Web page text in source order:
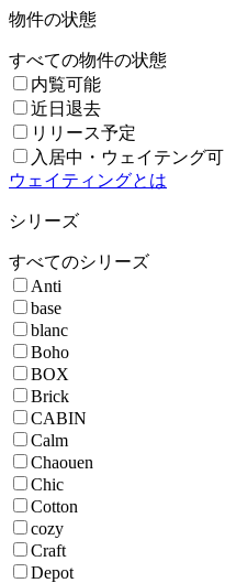
物件の状態
すべての物件の状態
内覧可能
近日退去
リリース予定
入居中・ウェイテング可
ウェイティングとは
シリーズ
すべてのシリーズ
Anti
base
blanc
Boho
BOX
Brick
CABIN
Calm
Chaouen
Chic
Cotton
cozy
Craft
Depot